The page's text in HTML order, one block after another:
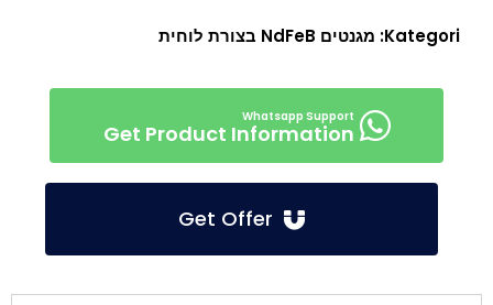
Kategori: מגנטים NdFeB בצורת לוחית
Get Product Information